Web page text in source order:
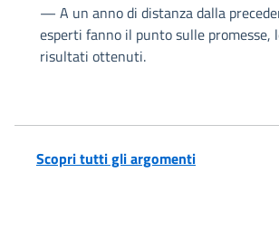
— A un anno di distanza dalla
esperti fanno il punto sulle promesse,
risultati ottenuti.
Scopri tutti gli argomenti